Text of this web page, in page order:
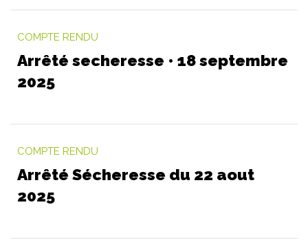
COMPTE RENDU
Arrêté secheresse • 18 septembre
2025
COMPTE RENDU
Arrêté Sécheresse du 22 aout
2025